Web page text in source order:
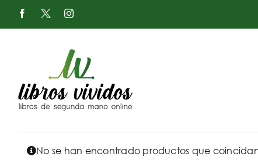
Saltar
Facebook
X
Twitter
Instagram
No se han encontrado productos que